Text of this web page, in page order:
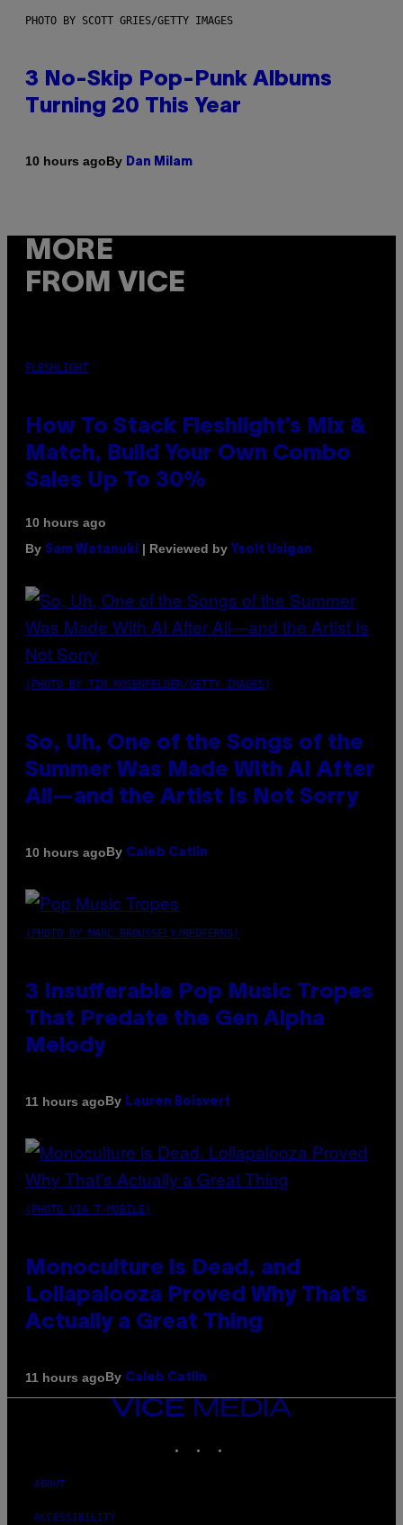
PHOTO BY SCOTT GRIES/GETTY IMAGES
3 No-Skip Pop-Punk Albums
Turning 20 This Year
10 hours agoBy Dan Milam
MORE
FROM VICE
FLESHLIGHT
How To Stack Fleshlight’s Mix &
Match, Build Your Own Combo
Sales Up To 30%
10 hours ago
By Sam Watanuki | Reviewed by Ysolt Usigan
(PHOTO BY TIM MOSENFELDER/GETTY IMAGES)
So, Uh, One of the Songs of the
Summer Was Made With AI After
All—and the Artist Is Not Sorry
10 hours agoBy Caleb Catlin
(PHOTO BY MARC BROUSSELY/REDFERNS)
3 Insufferable Pop Music Tropes
That Predate the Gen Alpha
Melody
11 hours agoBy Lauren Boisvert
(PHOTO VIA T-MOBILE)
Monoculture is Dead, and
Lollapalooza Proved Why That’s
Actually a Great Thing
11 hours agoBy Caleb Catlin
VICE
ABOUT
ACCESSIBILITY